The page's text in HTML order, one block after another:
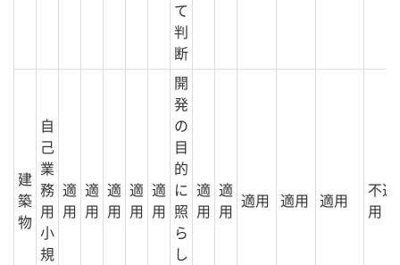
て
判
断
建
築
物
自
己
業
務
用
小
規
適
用
適
用
適
用
適
用
適
用
開
発
の
目
的
に
照
ら
し
適
用
適
用
適用 適用 適用
不適
用